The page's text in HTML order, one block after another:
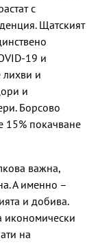
с
Щатският
19 и
лихви и
и
Борсово
15% покачване
важна,
А именно –
и добива.
икономически
на
шофьори с алкохол
или наркотици